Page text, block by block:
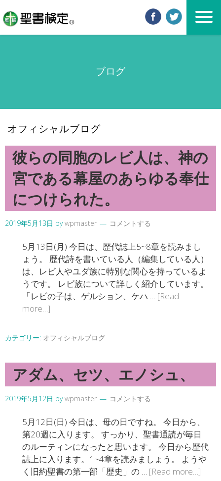
ブログ
オフィシャルブログ
彼らの同胞のレビ人は、神の
宮である幕屋のあらゆる奉仕
につけられた。
2019年5月13日 bywpmaster コメントする
5月13日(月) 今日は、歴代誌上5~8章を読みまし
ょう。 歴代詩を書いている人（編集している人）
は、レビ人やユダ族に特別な関心を持っているよ
うです。 レビ族について詳しく紹介しています。
「レビの子は、ゲルション、ケハ … [Read
more…]
カテゴリー: オフィシャルブログ
アダム、セツ、エノシュ、
2019年5月12日 bywpmaster コメントする
5月12日(日) 今日は、母の日ですね。 今日から、
第20週に入ります。 すっかり、聖書通読が毎日
のルーティンになったと思います。 今日から歴代
誌上に入ります。1~4章を読みましょう。 ようや
く旧約聖書の第一部「歴史」の … [Read more…]